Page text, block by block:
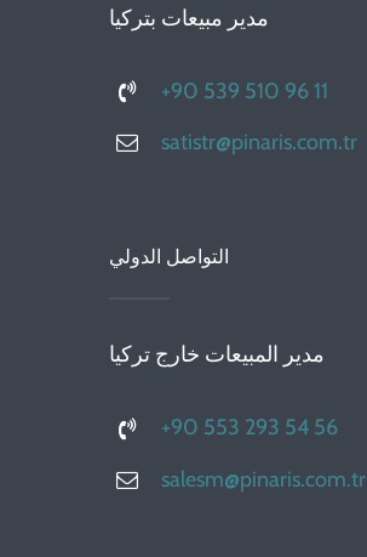
مدير مبيعات بتركيا
+90 539 510 96 11
satistr@pinaris.com.tr
التواصل الدولي
مدير المبيعات خارج تركيا
+90 553 293 54 56
salesm@pinaris.com.tr